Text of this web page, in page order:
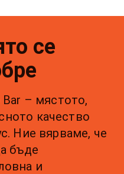
се
– мястото,
качество
Ние вярваме, че
бъде
и